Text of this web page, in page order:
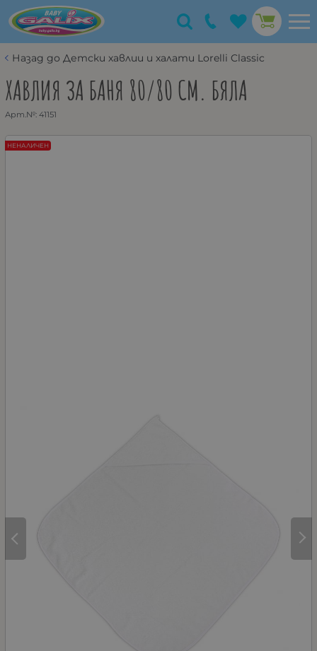
Назад до Детски хавлии и халати Lorelli Classic
ХАВЛИЯ ЗА БАНЯ 80/80 СМ. БЯЛА
Арт.№: 41151
НЕНАЛИЧЕН